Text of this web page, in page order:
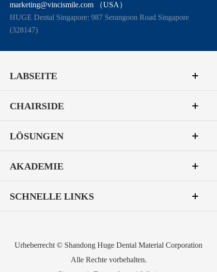
marketing@vincismile.com （USA）
HUGE Dental Singapore: 987 Serangoon Road Singapore
(328147)
LABSEITE
CHAIRSIDE
LÖSUNGEN
AKADEMIE
SCHNELLE LINKS
Urheberrecht © Shandong Huge Dental Material Corporation
Alle Rechte vorbehalten.